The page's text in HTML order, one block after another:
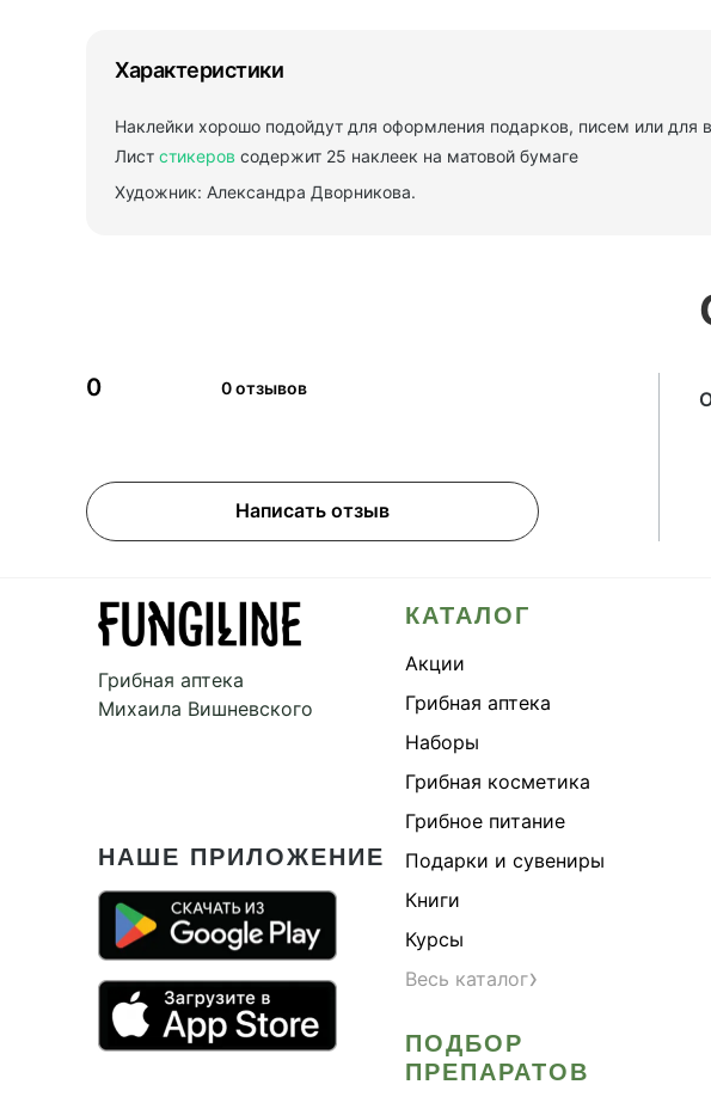
Характеристики
Наклейки хорошо подойдут для оформления подарков, писем или для
Лист стикеров содержит 25 наклеек на матовой бумаге
Художник: Александра Дворникова.
0 0 отзывов
Написать отзыв
Грибная аптека
Михаила Вишневского
НАШЕ ПРИЛОЖЕНИЕ
КАТАЛОГ
Акции
Грибная аптека
Наборы
Грибная косметика
Грибное питание
Подарки и сувениры
Книги
Курсы
Весь каталог›
ПОДБОР
ПРЕПАРАТОВ